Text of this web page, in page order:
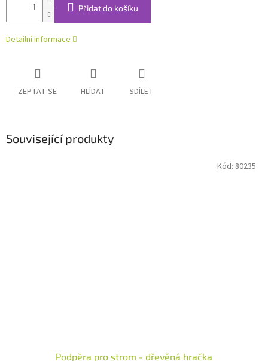
Přidat do košíku
Detailní informace
ZEPTAT SE HLÍDAT SDÍLET
Související produkty
Podpěra pro strom - dřevěná hračka
Kód: 80235